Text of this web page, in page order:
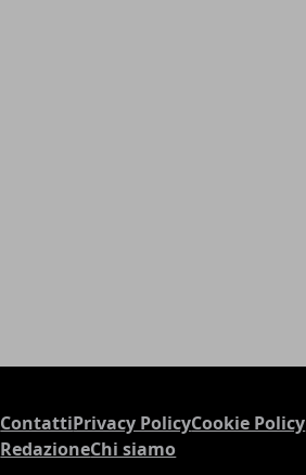
ContattiPrivacy PolicyCookie Policy
RedazioneChi siamo